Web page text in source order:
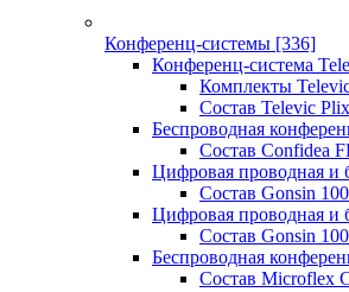
Конференц-системы [336]
Конференц-система
Комплекты
Состав Televic
Беспроводная
Состав Confidea
Цифровая проводная и
Состав Gonsin
Цифровая проводная и
Состав Gonsin
Беспроводная
Состав Microflex